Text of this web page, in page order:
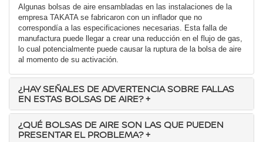
Algunas bolsas de aire ensambladas en las instalaciones de la
empresa TAKATA se fabricaron con un inflador que no
correspondía a las especificaciones necesarias. Esta falla de
manufactura puede llegar a crear una reducción en el flujo de gas,
lo cual potencialmente puede causar la ruptura de la bolsa de aire
al momento de su activación.
¿HAY SEÑALES DE ADVERTENCIA SOBRE FALLAS
EN ESTAS BOLSAS DE AIRE?+
¿QUÉ BOLSAS DE AIRE SON LAS QUE PUEDEN
PRESENTAR EL PROBLEMA?+